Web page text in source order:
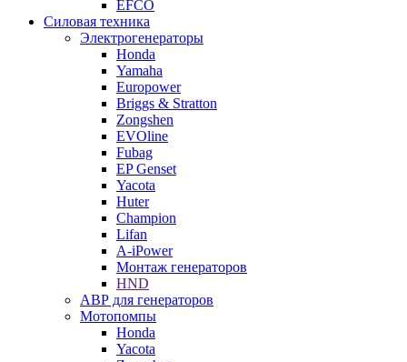
EFCO
Силовая техника
Электрогенераторы
Honda
Yamaha
Europower
Briggs & Stratton
Zongshen
EVOline
Fubag
EP Genset
Yacota
Huter
Champion
Lifan
A-iPower
Монтаж генераторов
HND
АВР для генераторов
Мотопомпы
Honda
Yacota